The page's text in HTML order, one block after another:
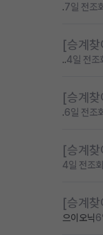
.7일 전조
[승계찾
..4일 전조
[승계찾
.6일 전조
[승계찾
4일 전조
[승계찾
으이오닉6